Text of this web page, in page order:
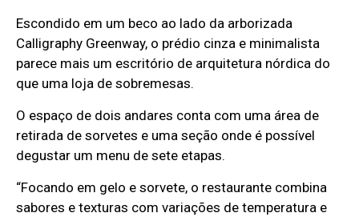
Escondido em um beco ao lado da arborizada
Calligraphy Greenway, o prédio cinza e minimalista
parece mais um escritório de arquitetura nórdica do
que uma loja de sobremesas.
O espaço de dois andares conta com uma área de
retirada de sorvetes e uma seção onde é possível
degustar um menu de sete etapas.
“Focando em gelo e sorvete, o restaurante combina
sabores e texturas com variações de temperatura e